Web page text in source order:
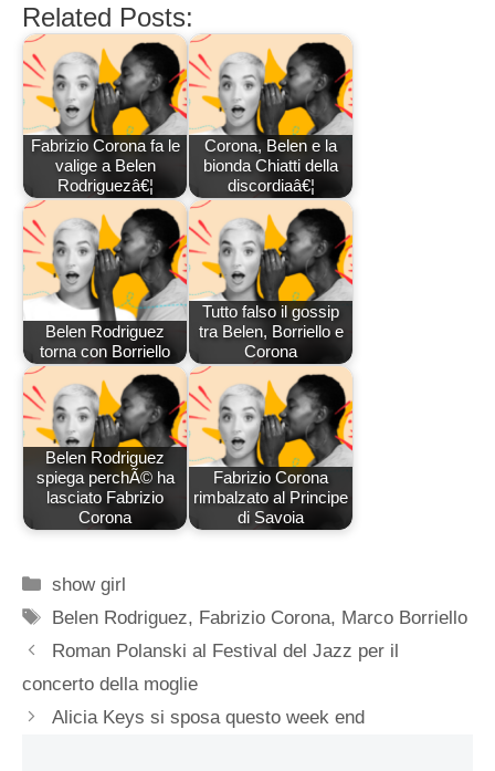
Related Posts:
Fabrizio Corona fa le
valige a Belen
Rodriguezâ€¦
Corona, Belen e la
bionda Chiatti della
discordiaâ€¦
Belen Rodriguez
torna con Borriello
Tutto falso il gossip
tra Belen, Borriello e
Corona
Belen Rodriguez
spiega perchÃ© ha
lasciato Fabrizio
Corona
Fabrizio Corona
rimbalzato al Principe
di Savoia
Categorie
show girl
Tag
Belen Rodriguez, Fabrizio Corona, Marco Borriello
Roman Polanski al Festival del Jazz per il
concerto della moglie
Alicia Keys si sposa questo week end